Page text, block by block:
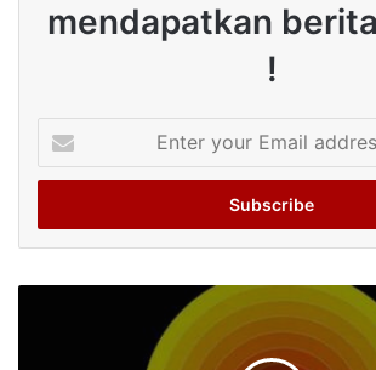
mendapatkan
!
your
Email